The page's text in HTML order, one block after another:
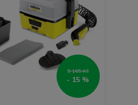
5 165 Kč
- 15 %